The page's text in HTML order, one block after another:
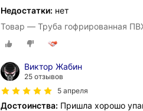
Недостатки: нет
Товар — Труба гофрированная
Виктор Жабин
25 отзывов
5 апреля
Достоинства: Пришла хорошо